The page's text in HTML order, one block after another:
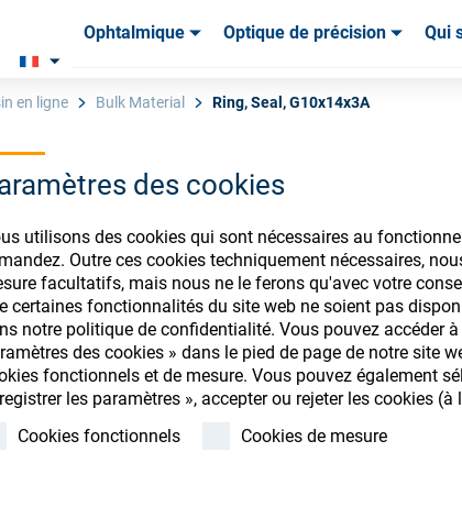
des cookies
utilisons des cookies qui sont nécessaires au
Outre ces cookies techniquement nécessaires,
facultatifs, mais nous ne le ferons qu'avec votre
certaines fonctionnalités du site web ne soient pas
notre politique de confidentialité. Vous pouvez accéder
des cookies » dans le pied de page de notre site
fonctionnels et de mesure. Vous pouvez également
les paramètres », accepter ou rejeter les cookies
Cookies fonctionnels
Cookies de mesure
Ophtalmique Optique de précision Qui
en ligne Bulk Material Ring, Seal, G10x14x3A
de
vous ou connectez-vous
gamme de